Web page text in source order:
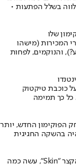
בשלל הפתעות •
שלו
באתרי המכירות (מישהו
והנוקמים, לפחות
כוכבת טיקטוק
כל כך תמימה
הפוקימון החדש, יותר
הבמאי הישראלי זוכה פרס האוסקר עבור הסרט הקצר "Skin", עשה כמה